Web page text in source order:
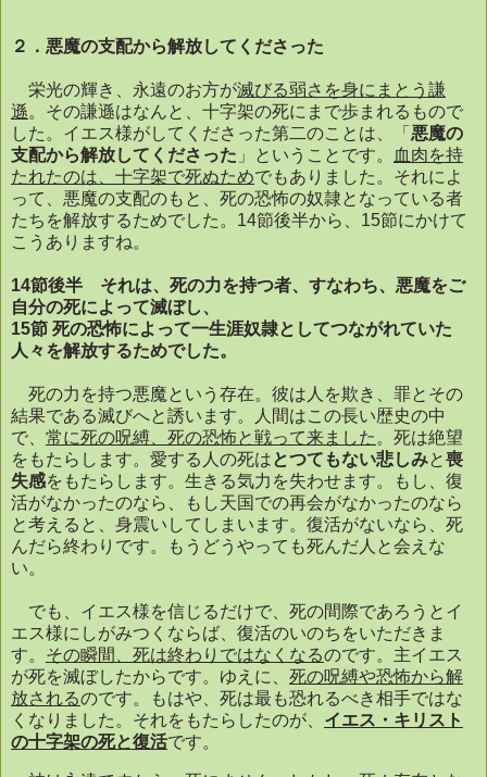
２．悪魔の支配から解放してくださった
栄光の輝き、永遠のお方が滅びる弱さを身にまとう謙
遜。その謙遜はなんと、十字架の死にまで歩まれるもので
した。イエス様がしてくださった第二のことは、「 悪魔の
支配から解放してくださった 」ということです。
血肉を持
たれたのは、十字架で死ぬためでもありました。それによ
って、悪魔の支配のもと、死の恐怖の奴隷となっている者
たちを解放するためでした。 14節後半から、 15節にかけて
こうありますね。
14節後半 それは、死の力を持つ者、すなわち、悪魔をご
自分の死によって滅ぼし、
15節 死の恐怖によって一生涯奴隷としてつながれていた
人々を解放するためでした。
死の力を持つ悪魔という存在。彼は人を欺き、罪とその
結果である滅びへと誘います。人間はこの長い歴史の中
で、 常に死の呪縛、死の恐怖と戦って来ました。死は絶望
をもたらします。愛する人の死はとつてもない悲しみと喪
失感をもたらします。生きる気力を失わせます。もし、復
活がなかったのなら、もし天国での再会がなかったのなら
と考えると、身震いしてしまいます。復活がないなら、死
んだら終わりです。もうどうやっても死んだ人と会えな
い。
でも、イエス様を信じるだけで、死の間際であろうとイ
エス様にしがみつくならば、復活のいのちをいただきま
す。 その瞬間、死は終わりではなくなるのです。主イエス
が死を滅ぼしたからです。ゆえに、 死の呪縛や恐怖から解
放されるのです。もはや、死は最も恐れるべき相手ではな
くなりました。それをもたらしたのが、 イエス・キリスト
の十字架の死と復活です。